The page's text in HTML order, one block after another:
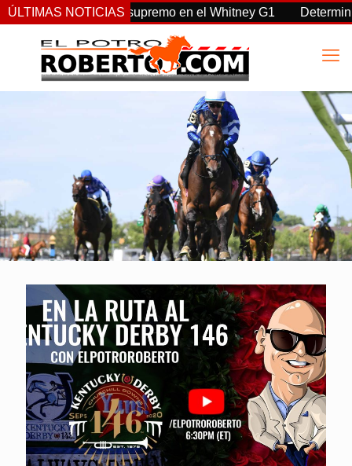
ÚLTIMAS NOTICIAS
vuelta, Sovereignty supremo en el Whitney G1